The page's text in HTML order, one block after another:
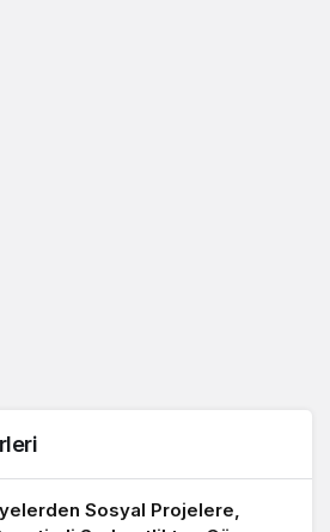
Sosyal Projelere,